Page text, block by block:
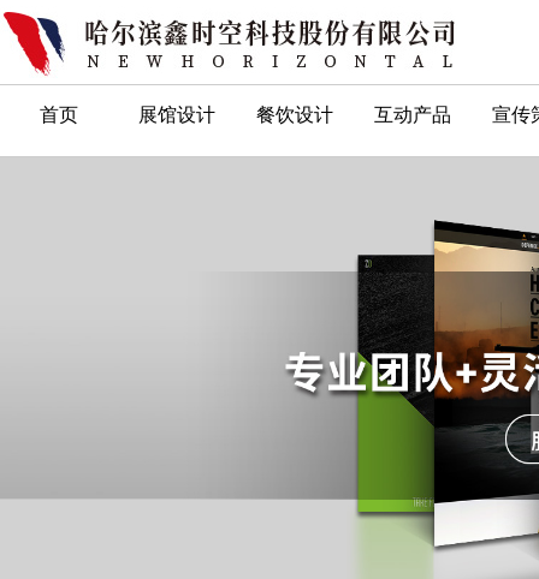
首页 展馆设计 餐饮设计 互动产品 宣传